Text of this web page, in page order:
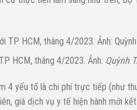
HCM, tháng 4/2023. Ảnh: Quỳnh
4 yếu tố là chi phí trực tiếp (như
giá dịch vụ y tế hiện hành mới